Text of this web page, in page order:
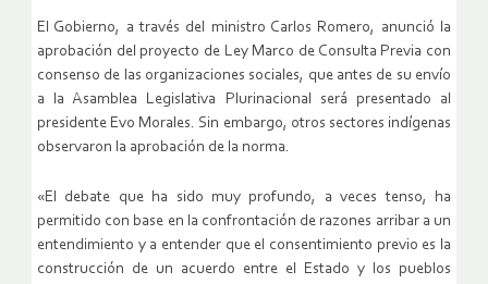
El Gobierno, a través del ministro Carlos Romero, anunció la
aprobación del proyecto de Ley Marco de Consulta Previa con
consenso de las organizaciones sociales, que antes de su envío
a la Asamblea Legislativa Plurinacional será presentado al
presidente Evo Morales. Sin embargo, otros sectores indígenas
observaron la aprobación de la norma.
«El debate que ha sido muy profundo, a veces tenso, ha
permitido con base en la confrontación de razones arribar a un
entendimiento y a entender que el consentimiento previo es la
construcción de un acuerdo entre el Estado y los pueblos